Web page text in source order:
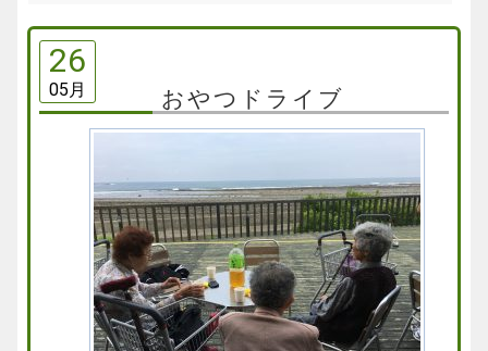
26
05月 おやつドライブ